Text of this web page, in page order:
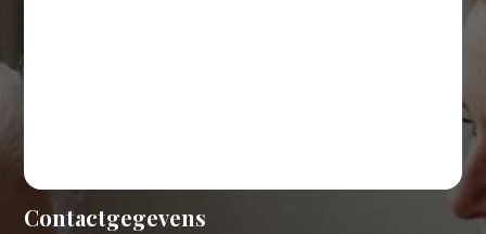
Contactgegevens